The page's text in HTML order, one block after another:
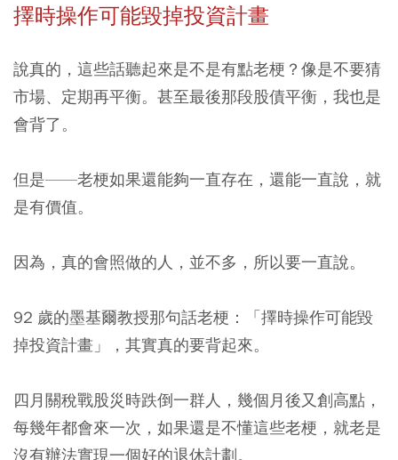
擇時操作可能毀掉投資計畫
說真的，這些話聽起來是不是有點老梗？像是不要猜
市場、定期再平衡。甚至最後那段股債平衡，我也是
會背了。
但是——老梗如果還能夠一直存在，還能一直說，就
是有價值。
因為，真的會照做的人，並不多，所以要一直說。
92 歲的墨基爾教授那句話老梗：「擇時操作可能毀
掉投資計畫」，其實真的要背起來。
四月關稅戰股災時跌倒一群人，幾個月後又創高點，
每幾年都會來一次，如果還是不懂這些老梗，就老是
沒有辦法實現一個好的退休計劃。